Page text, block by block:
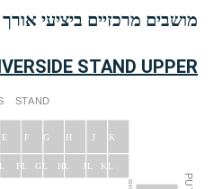
מושבים מרכזיים ביציעי
STAND UPPER
STAND
KL
JL
HL
GL
FL
E F G H J K